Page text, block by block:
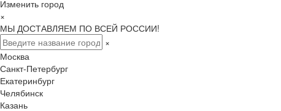
Изменить город
×
МЫ ДОСТАВЛЯЕМ ПО ВСЕЙ РОССИИ!
×
Москва
Санкт-Петербург
Екатеринбург
Челябинск
Казань